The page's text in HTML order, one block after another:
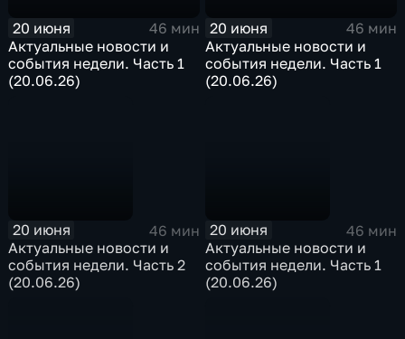
20 июня
46 мин
Актуальные новости и
события недели. Часть 1
(20.06.26)
20 июня
46 мин
Актуальные новости и
события недели. Часть 1
(20.06.26)
20 июня
46 мин
Актуальные новости и
события недели. Часть 2
(20.06.26)
20 июня
46 мин
Актуальные новости и
события недели. Часть 1
(20.06.26)